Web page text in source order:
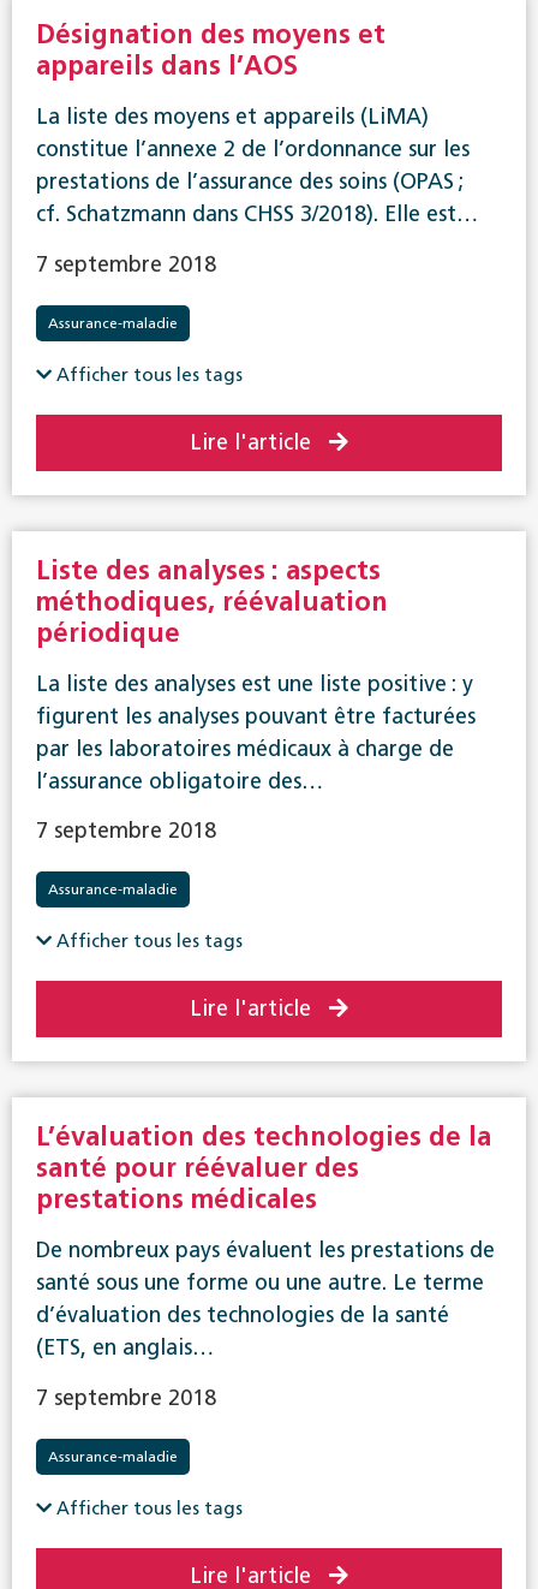
Désignation des moyens et
appareils dans l’AOS
La liste des moyens et appareils (LiMA)
constitue l’annexe 2 de l’ordonnance sur les
prestations de l’assurance des soins (OPAS ;
cf. Schatzmann dans CHSS 3/2018). Elle est…
7 septembre 2018
Assurance-maladie
Afficher tous les tags
Lire l'article
Liste des analyses : aspects
méthodiques, réévaluation
périodique
La liste des analyses est une liste positive : y
figurent les analyses pouvant être facturées
par les laboratoires médicaux à charge de
l’assurance obligatoire des…
7 septembre 2018
Assurance-maladie
Afficher tous les tags
Lire l'article
L’évaluation des technologies de la
santé pour réévaluer des
prestations médicales
De nombreux pays évaluent les prestations de
santé sous une forme ou une autre. Le terme
d’évaluation des technologies de la santé
(ETS, en anglais…
7 septembre 2018
Assurance-maladie
Afficher tous les tags
Lire l'article